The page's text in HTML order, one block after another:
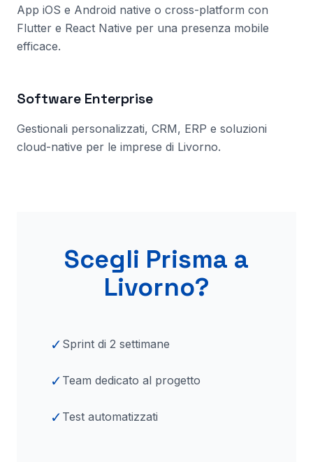
App iOS e Android native o cross-platform con
Flutter e React Native per una presenza mobile
efficace.
Software Enterprise
Gestionali personalizzati, CRM, ERP e soluzioni
cloud-native per le imprese di Livorno.
Scegli Prisma a
Livorno?
✓ Sprint di 2 settimane
✓ Team dedicato al progetto
✓ Test automatizzati